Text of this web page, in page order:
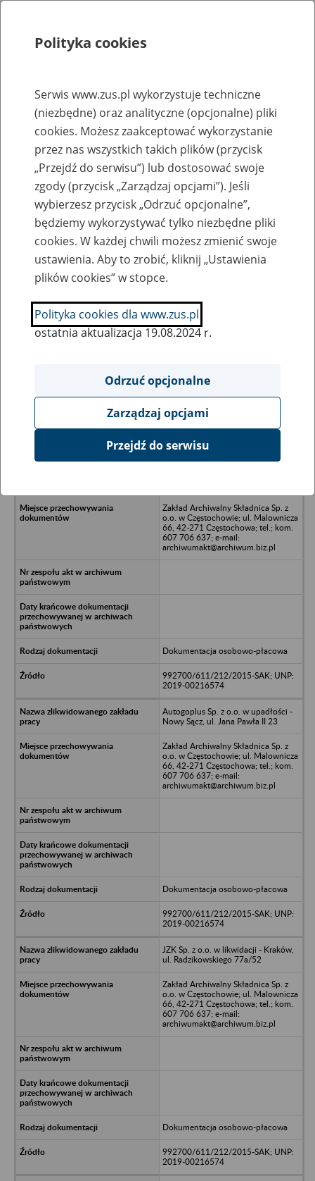
Rejestry, ewidencje i archiwa
Baza zlikwidowanych lub
przekształconych zakładów pracy
Nazwa zakładu pracy:
SZUKAJ
Ukryj wszystkie pozycje bazy
ACCORD Kraków Sp. z o.o. w
Zakład Archiwalny Składnica Sp. z
o.o. w Częstochowie; ul. Malownicza
66, 42-271 Częstochowa; tel.; kom.
607 706 637; e-mail:
archiwumakt@archiwum.biz.pl
Dokumentacja osobowo-płacowa
992700/611/212/2015-SAK; UNP:
2019-00216574
Autogoplus Sp. z o.o. w upadłości -
Nowy Sącz, ul. Jana Pawła II 23
Zakład Archiwalny Składnica Sp. z
o.o. w Częstochowie; ul. Malownicza
66, 42-271 Częstochowa; tel.; kom.
607 706 637; e-mail:
archiwumakt@archiwum.biz.pl
Dokumentacja osobowo-płacowa
992700/611/212/2015-SAK; UNP:
2019-00216574
JZK Sp. z o.o. w likwidacji - Kraków,
ul. Radzikowskiego 77a/52
Zakład Archiwalny Składnica Sp. z
o.o. w Częstochowie; ul. Malownicza
66, 42-271 Częstochowa; tel.; kom.
607 706 637; e-mail:
archiwumakt@archiwum.biz.pl
Dokumentacja osobowo-płacowa
992700/611/212/2015-SAK; UNP:
2019-00216574
Polityka cookies
Serwis www.zus.pl wykorzystuje techniczne
(niezbędne) oraz analityczne (opcjonalne) pliki
cookies. Możesz zaakceptować wykorzystanie
przez nas wszystkich takich plików (przycisk
„Przejdź do serwisu”) lub dostosować swoje
zgody (przycisk „Zarządzaj opcjami”). Jeśli
wybierzesz przycisk „Odrzuć opcjonalne”,
będziemy wykorzystywać tylko niezbędne pliki
cookies. W każdej chwili możesz zmienić swoje
ustawienia. Aby to zrobić, kliknij „Ustawienia
plików cookies” w stopce.
Polityka cookies dla www.zus.pl
ostatnia aktualizacja 19.08.2024 r.
Odrzuć opcjonalne
Zarządzaj opcjami
Przejdź do serwisu